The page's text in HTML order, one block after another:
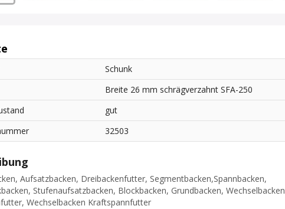
Schunk
Breite 26 mm schrägverzahnt SFA-250
gut
32503
Aufsatzbacken, Dreibackenfutter, Segmentbacken,Spannbacken,
Stufenaufsatzbacken, Blockbacken, Grundbacken, Wechselbacken
Wechselbacken Kraftspannfutter